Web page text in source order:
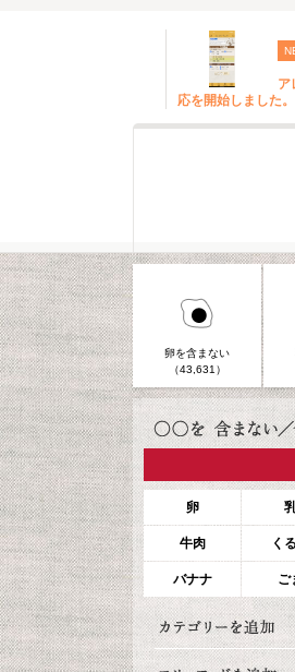
ア
応を開始しました。
卵を含まない
（43,631）
卵
牛肉 く
バナナ ご